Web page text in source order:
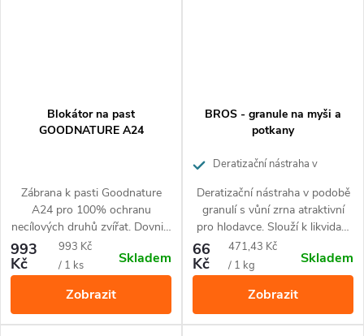
Blokátor na past
GOODNATURE A24
Zábrana k pasti Goodnature
A24 pro 100% ochranu
necílových druhů zvířat. Dovnitř
pronikne pouze hlodavec typu
myš, hraboš nebo potkan.
993
Kč
Měrná
cena:
993 Kč
/ 1 ks
Skladem
Zobrazit
BROS - granule na myši a
potkany
Deratizační nástraha v
atraktivní pro hlodavce.
Deratizační nástraha v podobě
granulí s vůní zrna atraktivní
pro hlodavce. Slouží k likvidaci
myší uvnitř budov a hubení
potkanů uvnitř i v okolí budov.
66
Kč
Měrná
cena:
471,43 Kč
/ 1 kg
Skladem
Zobrazit